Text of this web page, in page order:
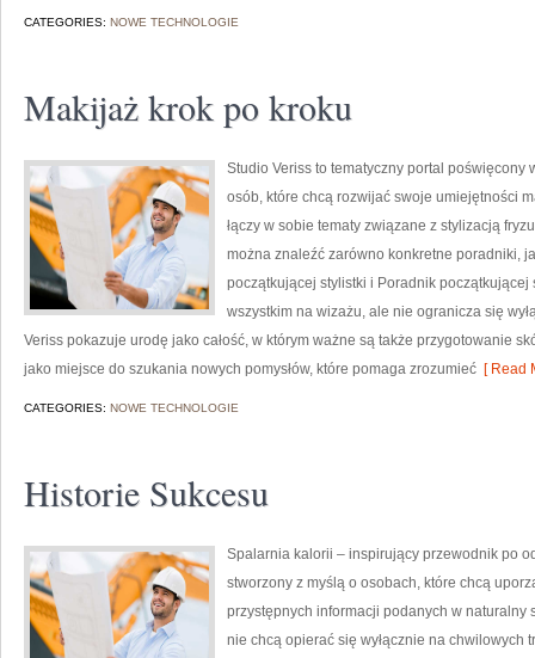
CATEGORIES: NOWE TECHNOLOGIE
Makijaż krok po kroku
Studio Veriss to tematyczny portal
osób, które chcą rozwijać swoje umiejętności
łączy w sobie tematy związane z stylizacją
można znaleźć zarówno konkretne poradniki,
początkującej stylistki i Poradnik
wszystkim na wizażu, ale nie ogranicza się
Veriss pokazuje urodę jako całość, w którym ważne są także przygotowanie
jako miejsce do szukania nowych pomysłów, które pomaga zrozumieć [ Read
CATEGORIES: NOWE TECHNOLOGIE
Historie Sukcesu
Spalarnia kalorii – inspirujący przewodnik po
stworzony z myślą o osobach, które chcą
przystępnych informacji podanych w naturalny
nie chcą opierać się wyłącznie na chwilowych